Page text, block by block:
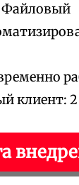
Файловый
клиент: 2